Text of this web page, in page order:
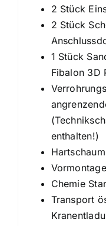
2 Stück
2 Stück
1 Stück
Fibalon 3D
enthalten!)
Chemie
Transport